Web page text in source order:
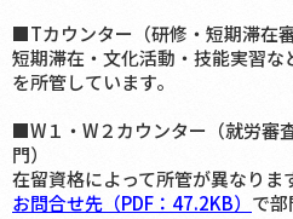
■Tカウンター（研修・短期滞在審
短期滞在・文化活動・技能実習
を所管しています。
■W１・W２カウンター（就労審
門）
在留資格によって所管が異なりま
お問合せ先（PDF：47.2KB） で部